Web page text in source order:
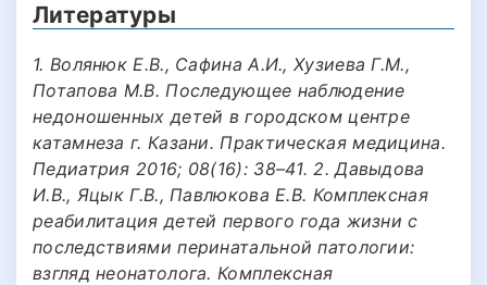
Литературы
1. Волянюк Е.В., Сафина А.И., Хузиева Г.М.,
Потапова М.В. Последующее наблюдение
недоношенных детей в городском центре
катамнеза г. Казани. Практическая медицина.
Педиатрия 2016; 08(16): 38–41. 2. Давыдова
И.В., Яцык Г.В., Павлюкова Е.В. Комплексная
реабилитация детей первого года жизни с
последствиями перинатальной патологии:
взгляд неонатолога. Комплексная